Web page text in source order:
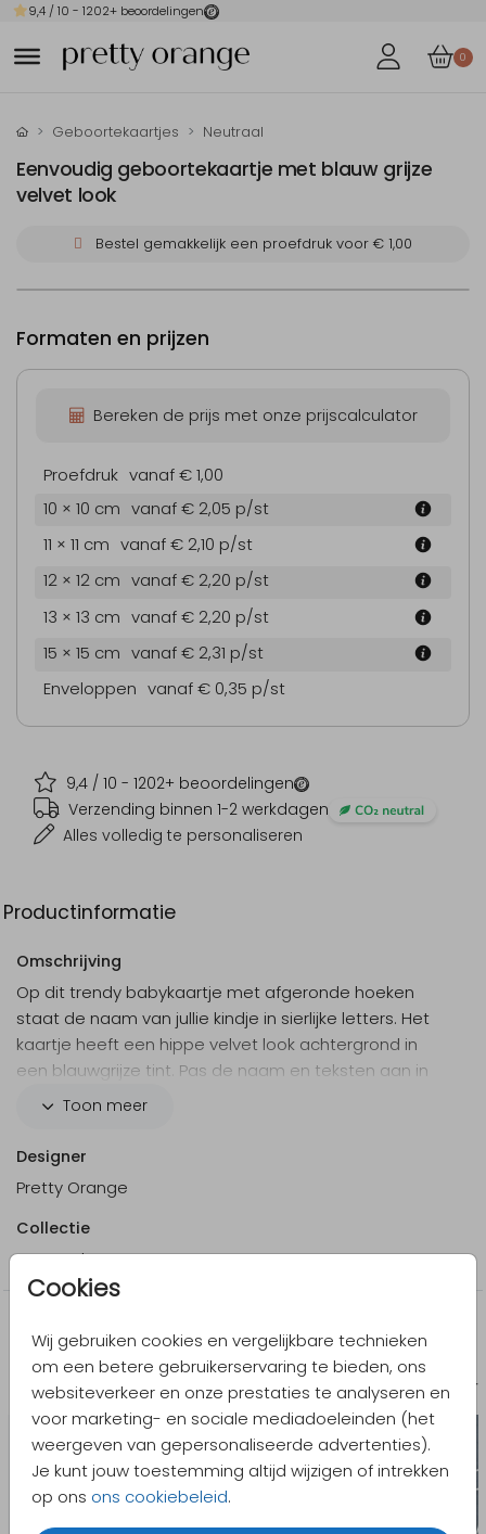
9,4 / 10 - 1202+ beoordelingen
0
Cookies
Wij gebruiken cookies en vergelijkbare technieken
om een betere gebruikerservaring te bieden, ons
websiteverkeer en onze prestaties te analyseren en
voor marketing- en sociale mediadoeleinden (het
weergeven van gepersonaliseerde advertenties).
Je kunt jouw toestemming altijd wijzigen of intrekken
op ons ons cookiebeleid.
Geboortekaartjes Neutraal
Eenvoudig geboortekaartje met blauw grijze
velvet look
Bestel gemakkelijk een proefdruk voor € 1,00
9,4 / 10 - 1202+ beoordelingen
Verzending binnen 1-2 werkdagen
Alles volledig te personaliseren
Formaten en prijzen
Bereken de prijs met onze prijscalculator
Proefdruk vanaf € 1,00
10 × 10 cm vanaf € 2,05 p/st
11 × 11 cm vanaf € 2,10 p/st
12 × 12 cm vanaf € 2,20 p/st
13 × 13 cm vanaf € 2,20 p/st
15 × 15 cm vanaf € 2,31 p/st
Enveloppen vanaf € 0,35 p/st
Productinformatie
Omschrijving
Op dit trendy babykaartje met afgeronde hoeken
staat de naam van jullie kindje in sierlijke letters. Het
kaartje heeft een hippe velvet look achtergrond in
een blauwgrijze tint. Pas de naam en teksten aan in
de online editor en maak zo heel gemakkelijk je eigen
Toon meer
Designer
Pretty Orange
Collectie
Neutraal
Meer in dezelfde stijl
Geboortekaartje